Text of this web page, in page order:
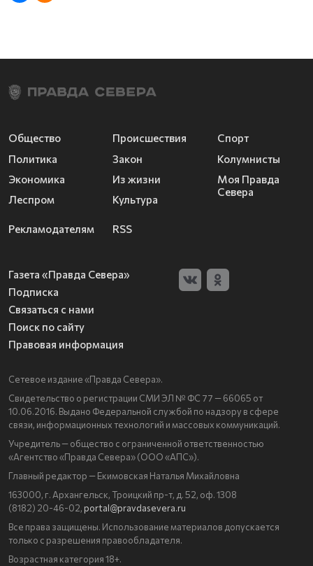
Общество
Политика
Экономика
Леспром
Происшествия
Закон
Из жизни
Культура
Спорт
Колумнисты
Моя Правда
Севера
Рекламодателям RSS
Газета «Правда Севера»
Подписка
Связаться с нами
Поиск по сайту
Правовая информация
Сетевое издание «Правда Севера».
Свидетельство о регистрации СМИ ЭЛ № ФС 77 — 66065 от
10.06.2016. Выдано Федеральной службой по надзору в сфере
связи, информационных технологий и массовых коммуникаций.
Учредитель — общество с ограниченной ответственностью
«Агентство «Правда Севера» (ООО «АПС»).
Главный редактор — Екимовская Наталья Михайловна
163000, г. Архангельск, Троицкий пр-т, д. 52, оф. 1308
(8182) 20-46-02, portal@pravdasevera.ru
Все права защищены. Использование материалов допускается
только с разрешения правообладателя.
Возрастная категория 18+.